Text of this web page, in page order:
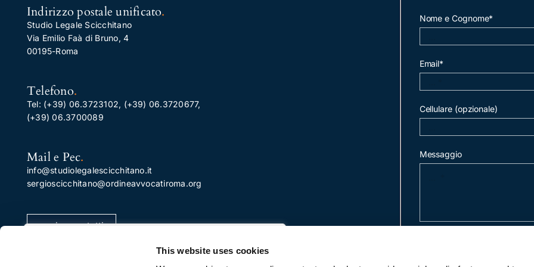
This website uses cookies
Utilizziamo i cookie per migliorare la tua esperienza di
Indirizzo postale unificato.
Studio Legale Scicchitano
Via Emilio Faà di Bruno, 4
00195-Roma
Telefono.
Tel: (+39) 06.3723102, (+39) 06.3720677,
(+39) 06.3700089
Mail e Pec.
info@studiolegalescicchitano.it
sergioscicchitano@ordineavvocatiroma.org
pagina contatti
Nome e Cognome*
Email*
Cellulare (opzionale)
Messaggio